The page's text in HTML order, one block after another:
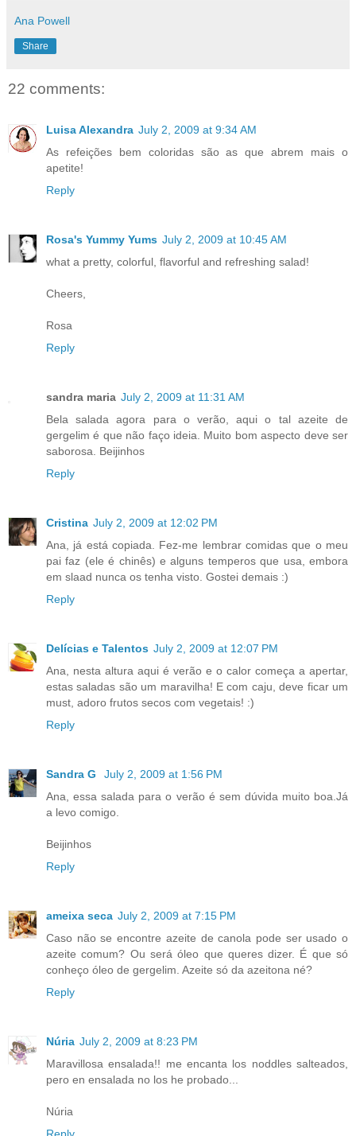
Ana Powell
Share
22 comments:
Luisa Alexandra July 2, 2009 at 9:34 AM
As refeições bem coloridas são as que abrem mais o
apetite!
Reply
Rosa's Yummy Yums July 2, 2009 at 10:45 AM
what a pretty, colorful, flavorful and refreshing salad!
Cheers,
Rosa
Reply
sandra maria July 2, 2009 at 11:31 AM
Bela salada agora para o verão, aqui o tal azeite de
gergelim é que não faço ideia. Muito bom aspecto deve ser
saborosa. Beijinhos
Reply
Cristina July 2, 2009 at 12:02 PM
Ana, já está copiada. Fez-me lembrar comidas que o meu
pai faz (ele é chinês) e alguns temperos que usa, embora
em slaad nunca os tenha visto. Gostei demais :)
Reply
Delícias e Talentos July 2, 2009 at 12:07 PM
Ana, nesta altura aqui é verão e o calor começa a apertar,
estas saladas são um maravilha! E com caju, deve ficar um
must, adoro frutos secos com vegetais! :)
Reply
Sandra G
July 2, 2009 at 1:56 PM
Ana, essa salada para o verão é sem dúvida muito boa.Já
a levo comigo.
Beijinhos
Reply
ameixa seca July 2, 2009 at 7:15 PM
Caso não se encontre azeite de canola pode ser usado o
azeite comum? Ou será óleo que queres dizer. É que só
conheço óleo de gergelim. Azeite só da azeitona né?
Reply
Núria July 2, 2009 at 8:23 PM
Maravillosa ensalada!! me encanta los noddles salteados,
pero en ensalada no los he probado...
Núria